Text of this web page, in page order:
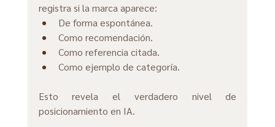
registra si la marca aparece:
De forma espontánea.
Como recomendación.
Como referencia citada.
Como ejemplo de categoría.
Esto revela el verdadero nivel de
posicionamiento en IA.